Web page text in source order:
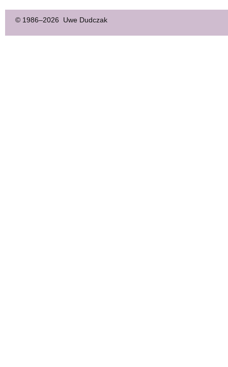
© 1986–2026 Uwe Dudczak